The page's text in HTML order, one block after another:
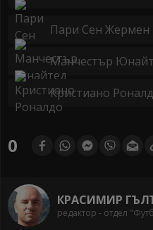
Пари Сен Жермен
Манчестър
Кристиано
0
КРАСИМИР
редактор - отдел